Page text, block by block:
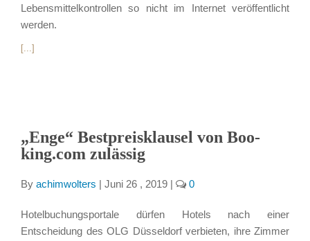
Lebensmittelkontrollen so nicht im Internet veröffentlicht
werden.
[...]
„Enge“ Best­p­reis­klausel von Boo­
king.com zulässig
By achimwolters | Juni 26 , 2019 | 0
Hotelbuchungsportale dürfen Hotels nach einer
Entscheidung des OLG Düsseldorf verbieten, ihre Zimmer